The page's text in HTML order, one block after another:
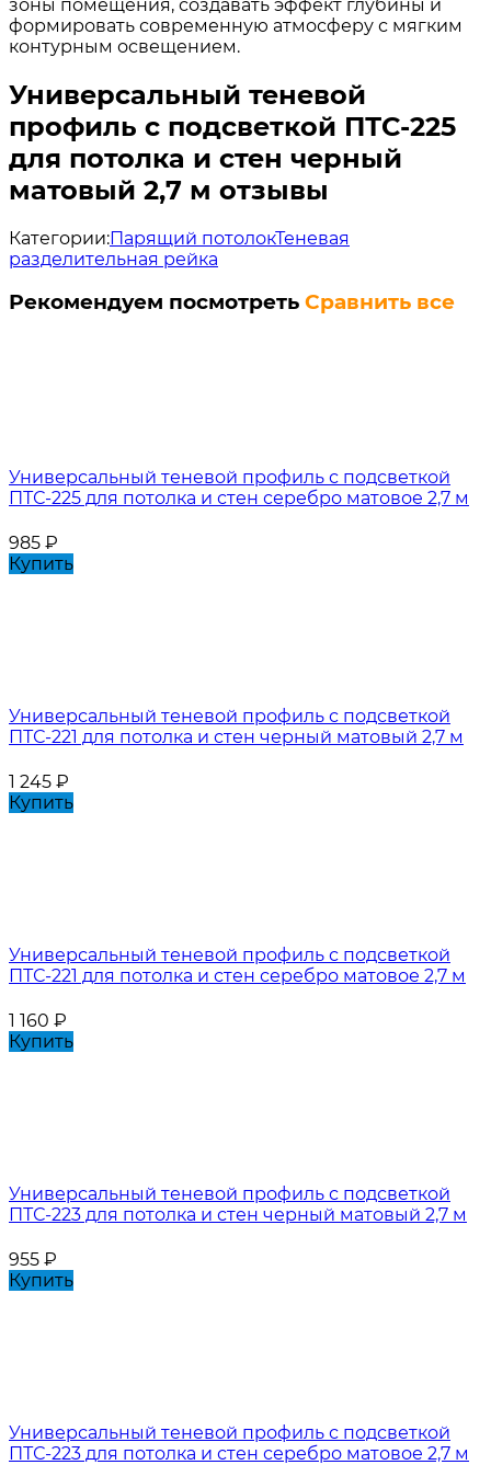
зоны помещения, создавать эффект глубины и
формировать современную атмосферу с мягким
контурным освещением.
Универсальный теневой
профиль с подсветкой ПТС-225
для потолка и стен черный
матовый 2,7 м отзывы
Категории:Парящий потолокТеневая
разделительная рейка
Рекомендуем посмотреть Сравнить все
Универсальный теневой профиль с подсветкой
ПТС-225 для потолка и стен серебро матовое 2,7 м
985 ₽
Купить
Универсальный теневой профиль с подсветкой
ПТС-221 для потолка и стен черный матовый 2,7 м
1 245 ₽
Купить
Универсальный теневой профиль с подсветкой
ПТС-221 для потолка и стен серебро матовое 2,7 м
1 160 ₽
Купить
Универсальный теневой профиль с подсветкой
ПТС-223 для потолка и стен черный матовый 2,7 м
955 ₽
Купить
Универсальный теневой профиль с подсветкой
ПТС-223 для потолка и стен серебро матовое 2,7 м